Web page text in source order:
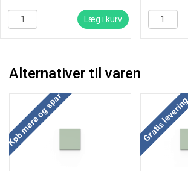
Læg i kurv
Alternativer til varen
Køb mere og spar Køb mere
Gratis